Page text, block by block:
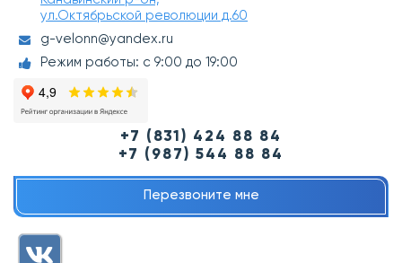
ул.Октябрьской революции д.60
g-velonn@yandex.ru
Режим работы: с 9:00 до 19:00
+7 (831) 424 88 84
+7 (987) 544 88 84
Перезвоните мне